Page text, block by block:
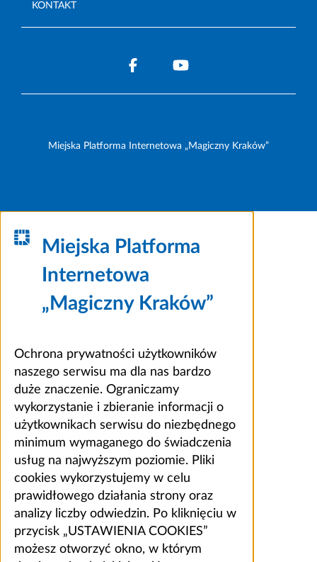
KONTAKT
Miejska Platforma Internetowa „Magiczny Kraków”
Miejska Platforma
Internetowa
„Magiczny Kraków”
Ochrona prywatności użytkowników
naszego serwisu ma dla nas bardzo
duże znaczenie. Ograniczamy
wykorzystanie i zbieranie informacji o
użytkownikach serwisu do niezbędnego
minimum wymaganego do świadczenia
usług na najwyższym poziomie. Pliki
cookies wykorzystujemy w celu
prawidłowego działania strony oraz
analizy liczby odwiedzin. Po kliknięciu w
przycisk „USTAWIENIA COOKIES”
możesz otworzyć okno, w którym